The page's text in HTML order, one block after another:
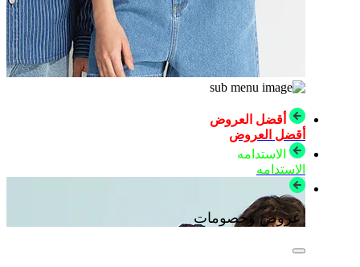
أقضل العروض
أقضل العروض
الاستدامه
الاستدامه
عروض وخصومات